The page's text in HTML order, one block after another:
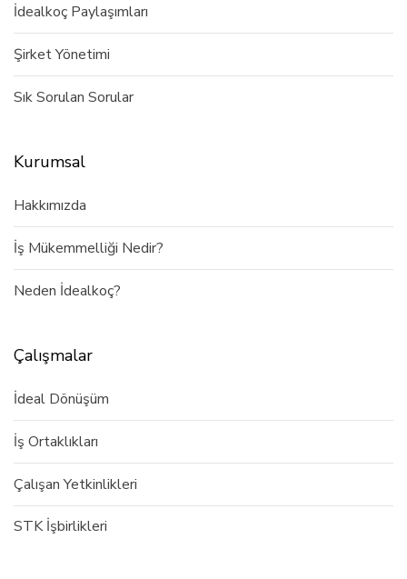
İdealkoç Paylaşımları
Şirket Yönetimi
Sık Sorulan Sorular
Kurumsal
Hakkımızda
İş Mükemmelliği Nedir?
Neden İdealkoç?
Çalışmalar
İdeal Dönüşüm
İş Ortaklıkları
Çalışan Yetkinlikleri
STK İşbirlikleri